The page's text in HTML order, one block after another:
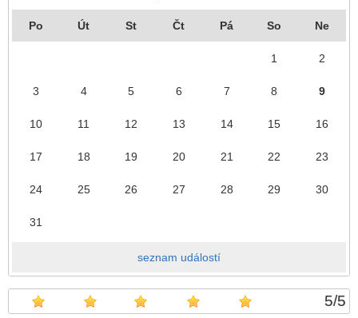
Po Út St Čt Pá So Ne
1 2
3 4 5 6 7 8 9
10 11 12 13 14 15 16
17 18 19 20 21 22 23
24 25 26 27 28 29 30
31
seznam událostí
5/5